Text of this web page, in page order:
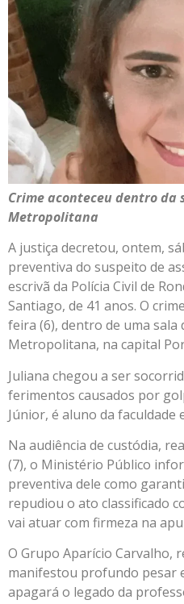
Crime aconteceu dentro
Metropolitana
A justiça decretou, ontem,
preventiva do suspeito de
escrivã da Polícia Civil de
Santiago, de 41 anos. O
feira (6), dentro de uma sala
Metropolitana, na capital
Juliana chegou a ser
ferimentos causados por
Júnior, é aluno da
Na audiência de custódia,
(7), o Ministério Público
preventiva dele como
repudiou o ato classificado
vai atuar com firmeza na
O Grupo Aparício Carvalho,
manifestou profundo pesar
apagará o legado da